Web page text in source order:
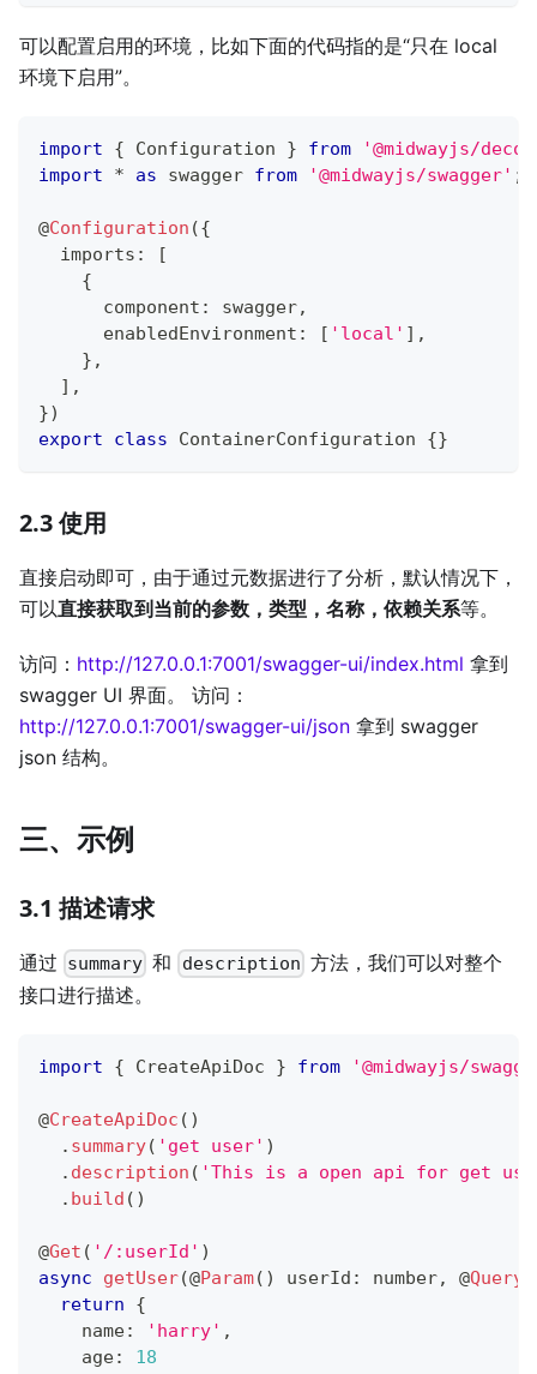
可以配置启用的环境，比如下面的代码指的是“只在 local
环境下启用”。
import { Configuration } from
'@midwayjs/
import
* as swagger from '@midwayjs/swagger' ;
@Configuration ({
  imports
:
[
{
      component
: swagger,
      enabledEnvironment
: [ 'local' ] ,
} ,
] ,
})
export
class ContainerConfiguration {}
2.3 使用
直接启动即可，由于通过元数据进行了分析，默认情况下，
可以直接获取到当前的参数，类型，名称，依赖关系等。
访问： http://127.0.0.1:7001/swagger-ui/index.html 拿到
swagger UI 界面。 访问：
http://127.0.0.1:7001/swagger-ui/json 拿到 swagger
json 结构。
三、示例
3.1 描述请求
通过 summary 和 description 方法，我们可以对整个
接口进行描述。
import { CreateApiDoc } from '@midwayjs/
@CreateApiDoc ( )
. summary( 'get user' )
. description ( 'This is a open api for get
. build ( )
@Get ( '/:userId' )
async
getUser(@Param( ) userId : number, @Query
return
{
    name
: 'harry' ,
    age
:
18